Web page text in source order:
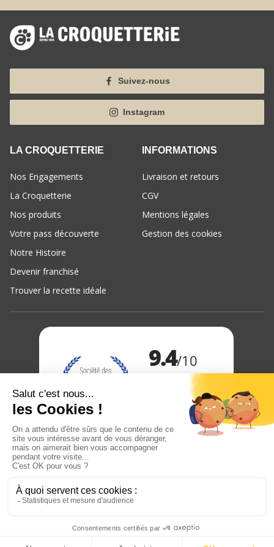
Suivez-nous
Instagram
LA CROQUETTERIE
Nos Engagements
La Croquetterie
Nos produits
Votre pass découverte
Notre Histoire
Devenir franchisé
Trouver la recette idéale
INFORMATIONS
Livraison et retours
CGV
Mentions légales
Gestion des cookies
Marchand approuvé par la Société des Avis Garantis,
pour vérifier